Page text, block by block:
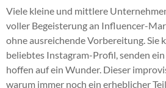
Viele kleine und mittlere
voller Begeisterung an Influencer-
ohne ausreichende Vorbereitung. Sie
beliebtes Instagram-Profil, senden
hoffen auf ein Wunder. Dieser
warum immer noch ein erheblicher